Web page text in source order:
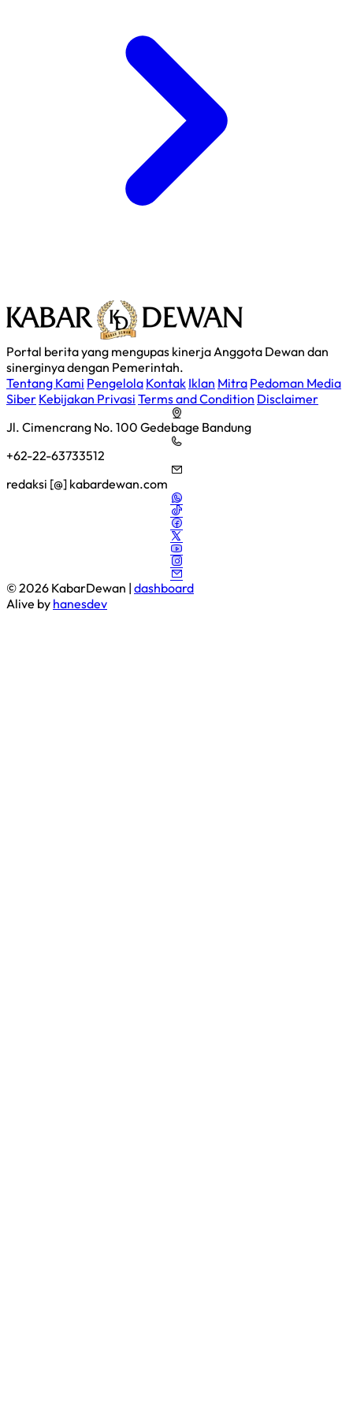
Portal berita yang mengupas kinerja Anggota Dewan dan
sinerginya dengan Pemerintah.
Tentang Kami Pengelola Kontak Iklan Mitra Pedoman Media
Siber Kebijakan Privasi Terms and Condition Disclaimer
Jl. Cimencrang No. 100 Gedebage Bandung
+62-22-63733512
redaksi [@] kabardewan.com
© 2026 KabarDewan | dashboard
Alive by hanesdev